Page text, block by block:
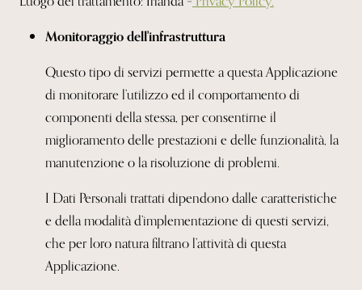
Monitoraggio dell'infrastruttura
Questo tipo di servizi permette a questa Applicazione
di monitorare l’utilizzo ed il comportamento di
componenti della stessa, per consentirne il
miglioramento delle prestazioni e delle funzionalità, la
manutenzione o la risoluzione di problemi.
I Dati Personali trattati dipendono dalle caratteristiche
e della modalità d’implementazione di questi servizi,
che per loro natura filtrano l’attività di questa
Applicazione.